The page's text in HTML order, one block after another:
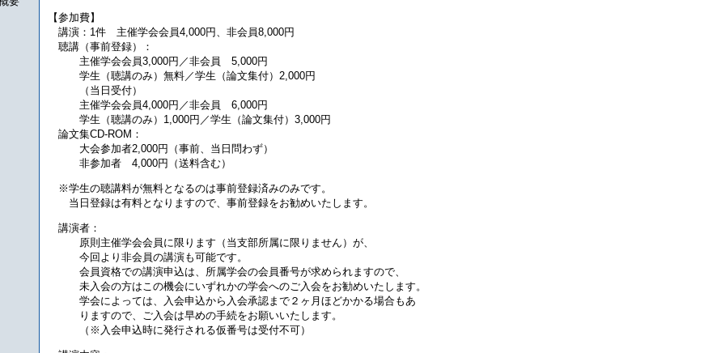
【参加費】
講演：1件 主催学会会員4,000円、非会員8,000円
聴講（事前登録）：
主催学会会員3,000円／非会員 5,000円
学生（聴講のみ）無料／学生（論文集付）2,000円
（当日受付）
主催学会会員4,000円／非会員 6,000円
学生（聴講のみ）1,000円／学生（論文集付）3,000円
論文集CD-ROM：
大会参加者2,000円（事前、当日問わず）
非参加者 4,000円（送料含む）
※学生の聴講料が無料となるのは事前登録済みのみです。
当日登録は有料となりますので、事前登録をお勧めいたします。
講演者：
原則主催学会会員に限ります（当支部所属に限りません）が、
今回より非会員の講演も可能です。
会員資格での講演申込は、所属学会の会員番号が求められますので、
未入会の方はこの機会にいずれかの学会へのご入会をお勧めいたします。
学会によっては、入会申込から入会承認まで２ヶ月ほどかかる場合もあ
りますので、ご入会は早めの手続をお願いいたします。
（※入会申込時に発行される仮番号は受付不可）